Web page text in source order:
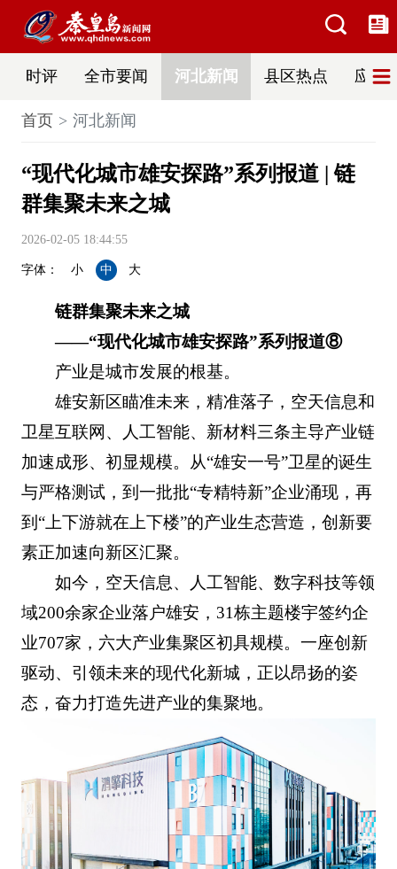
时评 全市要闻 河北新闻 县区热点 应急
首页 河北新闻
“现代化城市雄安探路”系列报道 | 链
群集聚未来之城
2026-02-05 18:44:55
字体： 小 中 大
链群集聚未来之城
——“现代化城市雄安探路”系列报道⑧
产业是城市发展的根基。
雄安新区瞄准未来，精准落子，空天信息和
卫星互联网、人工智能、新材料三条主导产业链
加速成形、初显规模。从“雄安一号”卫星的诞生
与严格测试，到一批批“专精特新”企业涌现，再
到“上下游就在上下楼”的产业生态营造，创新要
素正加速向新区汇聚。
如今，空天信息、人工智能、数字科技等领
域200余家企业落户雄安，31栋主题楼宇签约企
业707家，六大产业集聚区初具规模。一座创新
驱动、引领未来的现代化新城，正以昂扬的姿
态，奋力打造先进产业的集聚地。